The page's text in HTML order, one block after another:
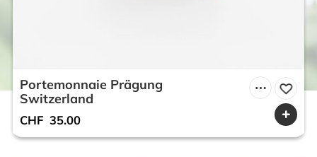
Portemonnaie Prägung
Switzerland
CHF 35.00